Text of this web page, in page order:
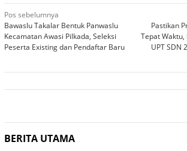
Navigasi
pos
Pos sebelumnya
Bawaslu Takalar Bentuk Panwaslu
Kecamatan Awasi Pilkada, Seleksi
Peserta Existing dan Pendaftar Baru
Pastikan
Tepat Waktu,
UPT SDN
BERITA UTAMA